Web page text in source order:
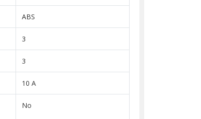
ABS
3
3
10 A
No